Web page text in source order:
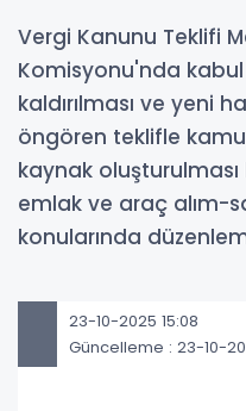
Vergi Kanunu Teklifi
Komisyonu'nda kabul
kaldırılması ve yeni
öngören teklifle
kaynak
emlak ve araç alım-
konularında
23-10-2025 15:08
Güncelleme : 23-10-